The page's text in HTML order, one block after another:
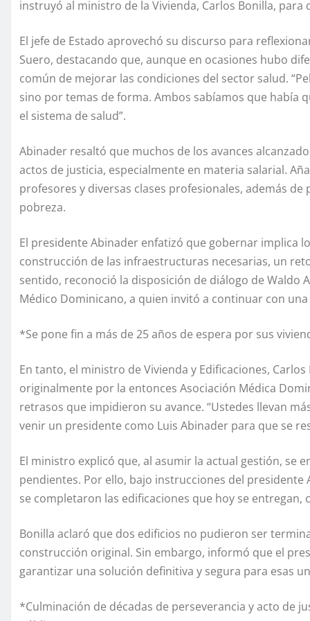
instruyó al ministro de la Vivienda, Carlos Bonilla, para
El jefe de Estado aprovechó su discurso para
Suero, destacando que, aunque en ocasiones hubo
común de mejorar las condiciones del sector salud.
sino por temas de forma. Ambos sabíamos que había
el sistema de salud”.
Abinader resaltó que muchos de los avances
actos de justicia, especialmente en materia salarial.
profesores y diversas clases profesionales, además
pobreza.
El presidente Abinader enfatizó que gobernar implica
construcción de las infraestructuras necesarias, un
sentido, reconoció la disposición de diálogo de Waldo
Médico Dominicano, a quien invitó a continuar con
*Se pone fin a más de 25 años de espera por sus
En tanto, el ministro de Vivienda y Edificaciones,
originalmente por la entonces Asociación Médica
retrasos que impidieron su avance. “Ustedes llevan
venir un presidente como Luis Abinader para que se
El ministro explicó que, al asumir la actual gestión, se
pendientes. Por ello, bajo instrucciones del
se completaron las edificaciones que hoy se
Bonilla aclaró que dos edificios no pudieron ser
construcción original. Sin embargo, informó que el
garantizar una solución definitiva y segura para esas
*Culminación de décadas de perseverancia y acto de